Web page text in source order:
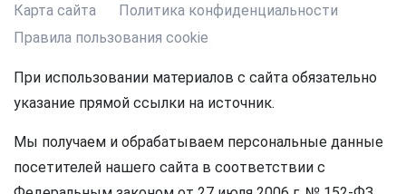
Карта сайта
Политика конфиденциальности
Правила пользования cookie
При использовании материалов с сайта обязательно
указание прямой ссылки на источник.
Мы получаем и обрабатываем персональные данные
посетителей нашего сайта в соответствии с